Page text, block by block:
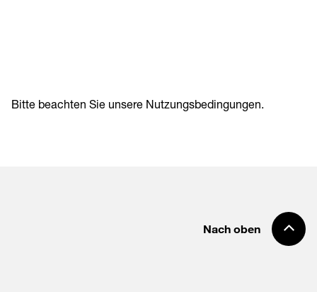
Bitte beachten Sie unsere Nutzungsbedingungen.
Nach oben